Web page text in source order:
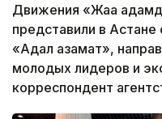
Движения «Жаңа
представили в
«Адал азамат»,
молодых лидеров и
корреспондент